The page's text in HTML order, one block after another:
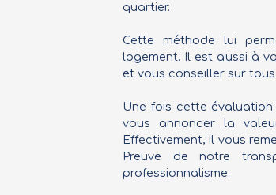
quartier.
Cette méthode lui
logement. Il est aussi à
et vous conseiller sur
Une fois cette
vous annoncer la
Effectivement, il vous
Preuve de notre
professionnalisme.